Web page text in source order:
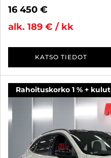
16 450 €
alk. 189 € / kk
KATSO TIEDOT
Rahoituskorko 1 % + kulut